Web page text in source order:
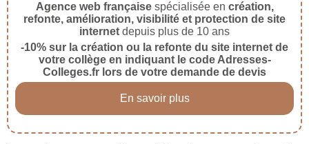
Agence web françaisespécialisée en création,
refonte, amélioration, visibilité et protection de site
internet depuis plus de 10 ans
-10% sur la création ou la refonte du site internet de
votre collège en indiquant le code Adresses-
Colleges.fr lors de votre demande de devis
En savoir plus